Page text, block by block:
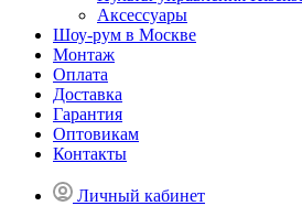
Аксессуары
Шоу-рум в Москве
Монтаж
Оплата
Доставка
Гарантия
Оптовикам
Контакты
Личный кабинет